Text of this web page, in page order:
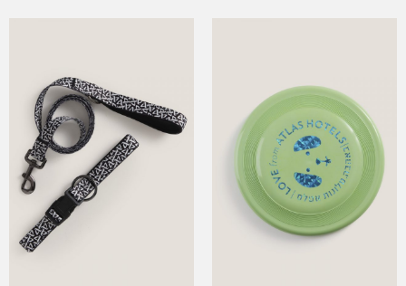
variants.
The
options
chosen